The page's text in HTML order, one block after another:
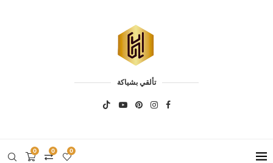
تألقي بشياكة
0 0 0